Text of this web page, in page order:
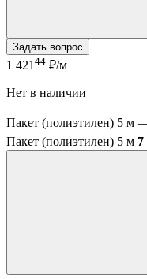
Задать вопрос
1 421 44 ₽/м
Нет в наличии
Пакет (полиэтилен) 5 м
Пакет (полиэтилен) 5 м 7